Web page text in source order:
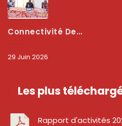
Connectivité Des Territoires : L’ARCEP Et Les Collectivités Territoriales Scellent Un Pacte Stratégique À Bobo-Dioulasso Pour Booster La Qualité Des Réseaux
29 Juin 2026
Les plus
Rapport d'activités